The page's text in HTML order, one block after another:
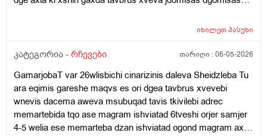
sheidzleba isec damemartos rom pexze vegar avdge
dgomisas vqanaob amis gamoadre nevrozis wamlebs
26is var wneva ro gavizome 100-50ze mqonda da yava
davliebamiwia roca 110-70ze vatareb yava ro davlie axla 120-
80avide da odnav ganerviulebazec ki upro mexveva tavbruda
es wamali mishvelis an wnevas dabla xoar wevs
იხილეთპასუხი
კატეგორია - რჩევები თარიღი :06-05-2026
GamarjobaT var 26wlisbichi cinarizinis daleva Sheidzleba Tu
ara eqimis gareshe maqvs es ori dgea tavbrus xvevebi
wnevis dacema aweva msubuqad tavis tkivilebi adrec
memartebida tqo ase magram ishviatad 6tveshi orjer samjer
4-5 welia ese memarteba dzan ishviatad ogond magram axla